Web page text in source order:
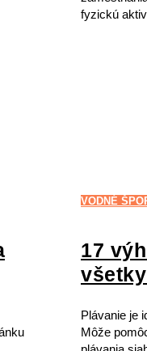
fyzickú
VODNÉ
17
Plávanie je
Môže